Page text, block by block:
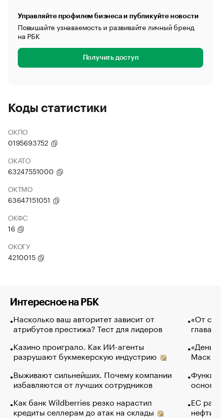
Управляйте профилем бизнеса и публикуйте новости
Повышайте узнаваемость и развивайте личный бренд
на РБК
Получить доступ
Коды статистики
ОКПО
0195693752
ОКАТО
63247551000
ОКТМО
63647151051
ОКФС
16
ОКОГУ
4210015
Интересное на РБК
Насколько ваш авторитет зависит от
атрибутов престижа? Тест для лидеров
Казино проиграло. Как ИИ-агенты
разрушают букмекерскую индустрию
Выживают сильнейших. Почему компании
избавляются от лучших сотрудников
Как банк Wildberries резко нарастил
кредиты селлерам до атак на склады
«От
глава
Маск в
основ
ЕС
нефти